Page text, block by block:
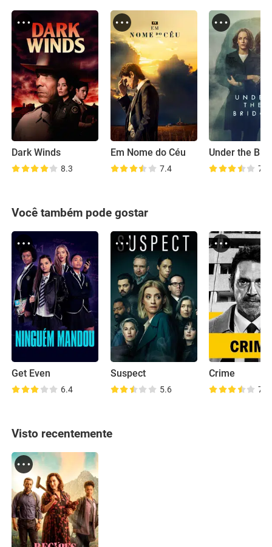
Dark Winds
8.3
Em Nome do Céu
7.4
Under the
7.1
Você também pode gostar
Get Even
6.4
Suspect
5.6
Crime
7.2
Visto recentemente